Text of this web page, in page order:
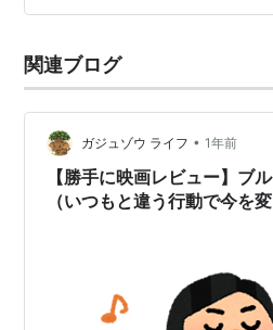
ション映画としてはとっても楽
実感もそこそこだった。 あのア
た事からも（笑）一般ウケはす
関連ブログ
ガジュゾウ ライフ • 1年前
【勝手に映画レビュー】ブ
（いつもと違う行動で今を変